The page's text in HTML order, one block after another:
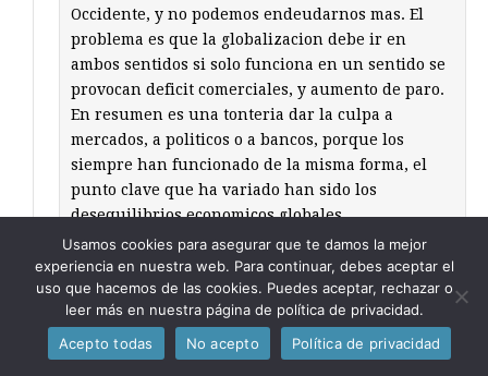
Occidente, y no podemos endeudarnos mas. El
problema es que la globalizacion debe ir en
ambos sentidos si solo funciona en un sentido se
provocan deficit comerciales, y aumento de paro.
En resumen es una tonteria dar la culpa a
mercados, a politicos o a bancos, porque los
siempre han funcionado de la misma forma, el
punto clave que ha variado han sido los
desequilibrios economicos globales.
francis black dice:
23/06/2011 a las 10:15
Hoy Foix habla de China y creo
que el nuevo dossier La vanguardia también,
Usamos cookies para asegurar que te damos la mejor
experiencia en nuestra web. Para continuar, debes aceptar el
uso que hacemos de las cookies. Puedes aceptar, rechazar o
leer más en nuestra página de política de privacidad.
Acepto todas
No acepto Política de privacidad